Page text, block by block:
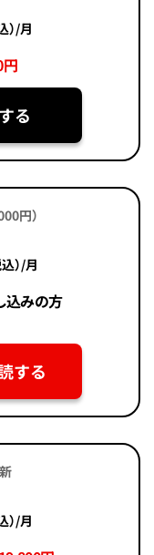
）/月
る
円）
）/月
込みの方
する
）/月